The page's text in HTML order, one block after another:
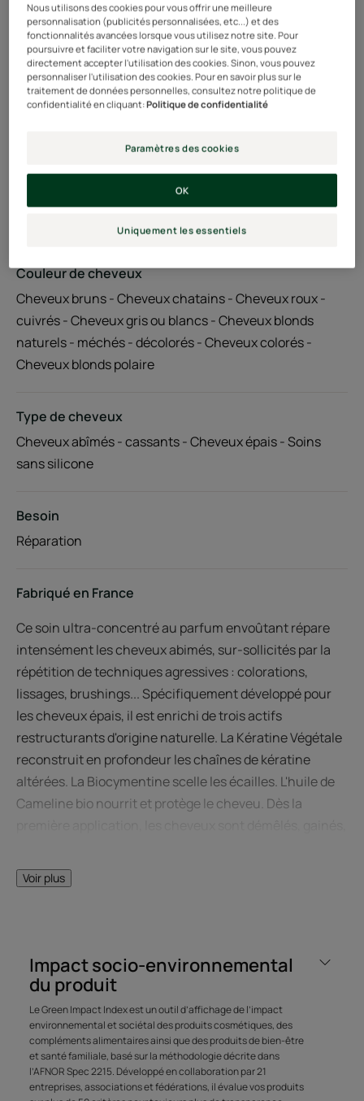
Concentré en Kératine Végétale pour cheveux épais
Actifs 100% d'origine naturelle, sans silicone
Couleur de cheveux
Cheveux bruns - Cheveux chatains - Cheveux roux -
cuivrés - Cheveux gris ou blancs - Cheveux blonds
naturels - méchés - décolorés - Cheveux colorés -
Cheveux blonds polaire
Type de cheveux
Cheveux abîmés - cassants - Cheveux épais - Soins
sans silicone
Besoin
Réparation
Fabriqué en France
Ce soin ultra-concentré au parfum envoûtant répare
intensément les cheveux abimés, sur-sollicités par la
répétition de techniques agressives : colorations,
lissages, brushings... Spécifiquement développé pour
les cheveux épais, il est enrichi de trois actifs
restructurants d'origine naturelle. La Kératine Végétale
reconstruit en profondeur les chaînes de kératine
altérées. La Biocymentine scelle les écailles. L'huile de
Cameline bio nourrit et protège le cheveu. Dès la
durablement. S’utilise en cure d'un mois, une à deux
fois par an.
LE MOT DE L’EXPERT
Pour encore plus de réparation,
laissez poser le masque 10 à 15
Voir plus
Impact socio-environnemental
du produit
Le Green Impact Index est un outil d’affichage de l’impact
environnemental et sociétal des produits cosmétiques, des
compléments alimentaires ainsi que des produits de bien-être
et santé familiale, basé sur la méthodologie décrite dans
l’AFNOR Spec 2215. Développé en collaboration par 21
entreprises, associations et fédérations, il évalue vos produits
Nous utilisons des cookies pour vous offrir une meilleure
personnalisation (publicités personnalisées, etc...) et des
fonctionnalités avancées lorsque vous utilisez notre site. Pour
poursuivre et faciliter votre navigation sur le site, vous pouvez
directement accepter l'utilisation des cookies. Sinon, vous pouvez
personnaliser l'utilisation des cookies. Pour en savoir plus sur le
traitement de données personnelles, consultez notre politique de
confidentialité en cliquant:Politique de confidentialité
Paramètres des cookies
Uniquement les essentiels
OK